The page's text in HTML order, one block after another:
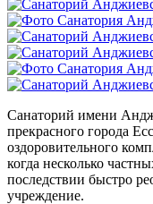
Санаторий имени
прекрасного города
оздоровительного
когда несколько
последствии быстро
учреждение.